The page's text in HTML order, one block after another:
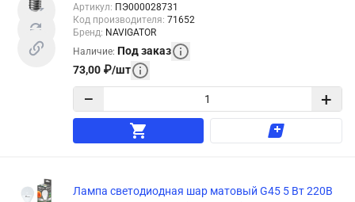
Артикул: ПЭ000028731
Код производителя: 71652
Бренд: NAVIGATOR
Наличие: Под заказ
73,00 ₽/шт
− +
Лампа светодиодная шар матовый G45 5 Вт 220В